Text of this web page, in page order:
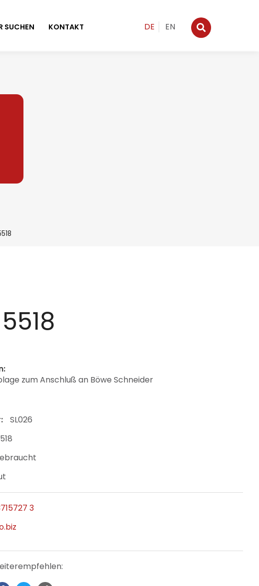
SUCHEN KONTAKT DE EN
5518
zum Anschluß an Böwe Schneider
SL026
3